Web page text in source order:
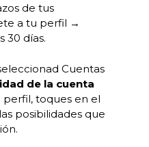
de tus
a tu perfil →
30 días.
Cuentas
de la cuenta
perfil, toques en el
posibilidades que